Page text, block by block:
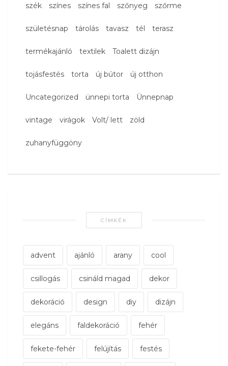
szék színes színes fal szőnyeg szőrme
születésnap tárolás tavasz tél terasz
termékajánló textilek Toalett dizájn
tojásfestés torta új bútor új otthon
Uncategorized ünnepi torta Ünnepnap
vintage virágok Volt/ lett zöld
zuhanyfüggöny
CÍMKÉK
advent ajánló arany cool
csillogás csináld magad dekor
dekoráció design diy dizájn
elegáns faldekoráció fehér
fekete-fehér felújítás festés